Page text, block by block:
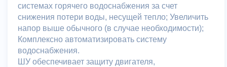
системах горячего водоснабжения за счет
снижения потери воды, несущей тепло; Увеличить
напор выше обычного (в случае необходимости);
Комплексно автоматизировать систему
водоснабжения.
ШУ обеспечивает защиту двигателя,